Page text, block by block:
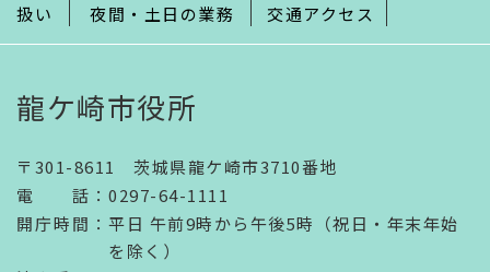
扱い
夜間・土日の業務 交通アクセス
龍ケ崎市役所
〒301-8611 茨城県龍ケ崎市3710番地
電話 ： 0297-64-1111
開庁時間 ： 平日 午前9時から午後5時（祝日・年末年始
を除く）